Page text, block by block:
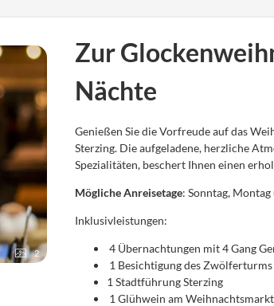
nach Sterzing - 4
2
Zur
Nächte
Genießen Sie die Vorfreude auf das
Sterzing. Die aufgeladene, herzliche
Spezialitäten, beschert Ihnen einen
Mögliche Anreisetage: Sonntag,
Inklusivleistungen:
4 Übernachtungen mit 4 Gang
1 Besichtigung des
1 Stadtführung Sterzing
1 Glühwein am